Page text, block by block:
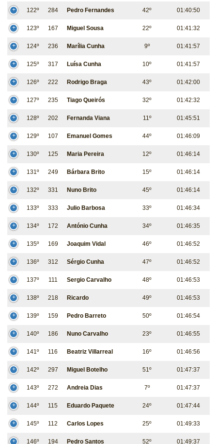
122º 284 Pedro Fernandes 42º 01:40:50
123º 167 Miguel Sousa 22º 01:41:32
124º 236 Marília Cunha 9º 01:41:57
125º 317 Luísa Cunha 10º 01:41:57
126º 222 Rodrigo Braga 43º 01:42:00
127º 235 Tiago Queirós 32º 01:42:32
128º 202 Fernanda Viana 11º 01:45:51
129º 107 Emanuel Gomes 44º 01:46:09
130º 125 Maria Pereira 12º 01:46:14
131º 249 Bárbara Brito 15º 01:46:14
132º 331 Nuno Brito 45º 01:46:14
133º 333 Julio Barbosa 33º 01:46:34
134º 172 António Cunha 34º 01:46:35
135º 169 Joaquim Vidal 46º 01:46:52
136º 312 Sérgio Cunha 47º 01:46:52
137º 111 Sergio Carvalho 48º 01:46:53
138º 218 Ricardo 49º 01:46:53
139º 159 Pedro Barreto 50º 01:46:54
140º 186 Nuno Carvalho 23º 01:46:55
141º 116 Beatriz Villarreal 16º 01:46:56
142º 297 Miguel Botelho 51º 01:47:37
143º 272 Andreia Dias 7º 01:47:37
144º 115 Eduardo Paquete 24º 01:47:44
145º 112 Carlos Lopes 25º 01:49:33
146º 194 Pedro Santos 52º 01:49:37